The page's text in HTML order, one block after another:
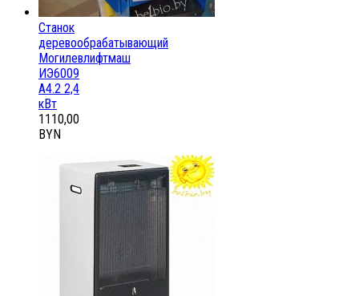
Станок
деревообрабатывающий
Могилевлифтмаш
ИЭ6009
А4.2 2,4
кВт
1110,00
BYN